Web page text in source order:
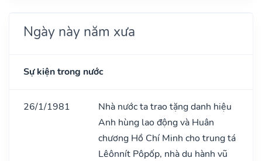
Ngày này năm xưa
Sự kiện trong nước
26/1/1981
Nhà nước ta trao tặng danh hiệu
Anh hùng lao động và Huân
chương Hồ Chí Minh cho trung tá
Lêônnít Pôpốp, nhà du hành vũ